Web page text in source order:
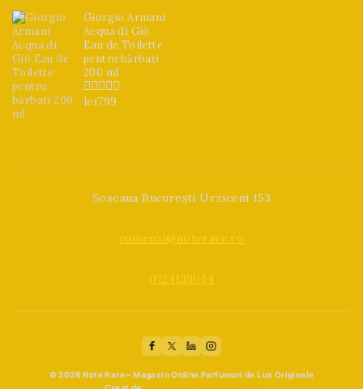
5
Giorgio Armani
Acqua di Giò
Eau de Toilette
pentru bărbați
200 ml
0
lei799
Șoseaua București Urziceni 153
comenzi@noterare.ro
0724139054
© 2026 Note Rare – Magazin Online Parfumuri de Lux Originale